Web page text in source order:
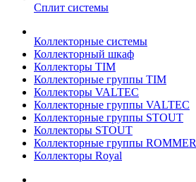
Сплит системы
Коллекторные системы
Коллекторный шкаф
Коллекторы TIM
Коллекторные группы TIM
Коллекторы VALTEC
Коллекторные группы VALTEC
Коллекторные группы STOUT
Коллекторы STOUT
Коллекторные группы ROMMER
Коллекторы Royal